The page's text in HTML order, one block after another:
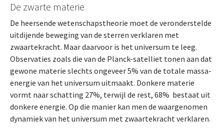
De zwarte materie
De heersende wetenschapstheorie moet de veronderstelde
uitdijende beweging van de sterren verklaren met
zwaartekracht. Maar daarvoor is het universum te leeg.
Observaties zoals die van de Planck-satelliet tonen aan dat
gewone materie slechts ongeveer 5% van de totale massa-
energie van het universum uitmaakt. Donkere materie
vormt naar schatting 27%, terwijl de rest, 68% bestaat uit
donkere energie. Op die manier kan men de waargenomen
dynamiek van het universum met zwaartekracht verklaren.